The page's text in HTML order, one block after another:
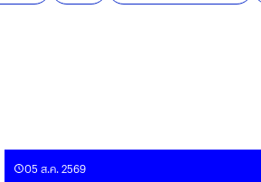
05 ส.ค. 2569